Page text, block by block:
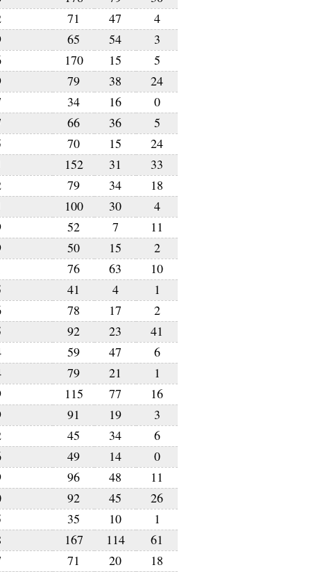
71 47
4
65 54
3
170 15
5
79 38
24
34 16
0
66 36
5
70 15
24
152 31
33
79 34
18
100 30
4
52 7
11
50 15
2
76 63
10
41 4
1
78 17
2
92 23
41
59 47
6
79 21
1
115 77
16
91 19
3
45 34
6
49 14
0
96 48
11
92 45
26
35 10
1
167 114
61
71 20
18